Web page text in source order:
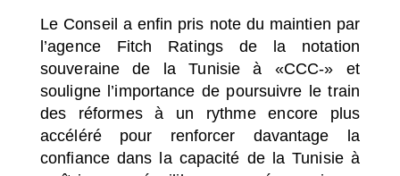
Le Conseil a enfin pris note du maintien par
l’agence Fitch Ratings de la notation
souveraine de la Tunisie à «CCC-» et
souligne l’importance de poursuivre le train
des réformes à un rythme encore plus
accéléré pour renforcer davantage la
confiance dans la capacité de la Tunisie à